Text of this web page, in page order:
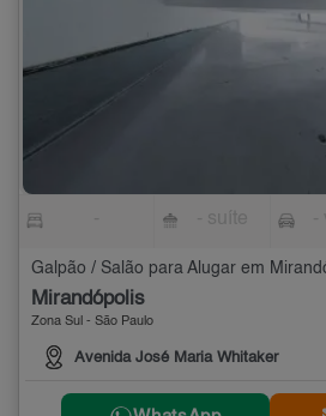
Galpão / Salão para Alugar em
Mirandópolis
Zona Sul - São Paulo
Avenida José Maria Whitaker